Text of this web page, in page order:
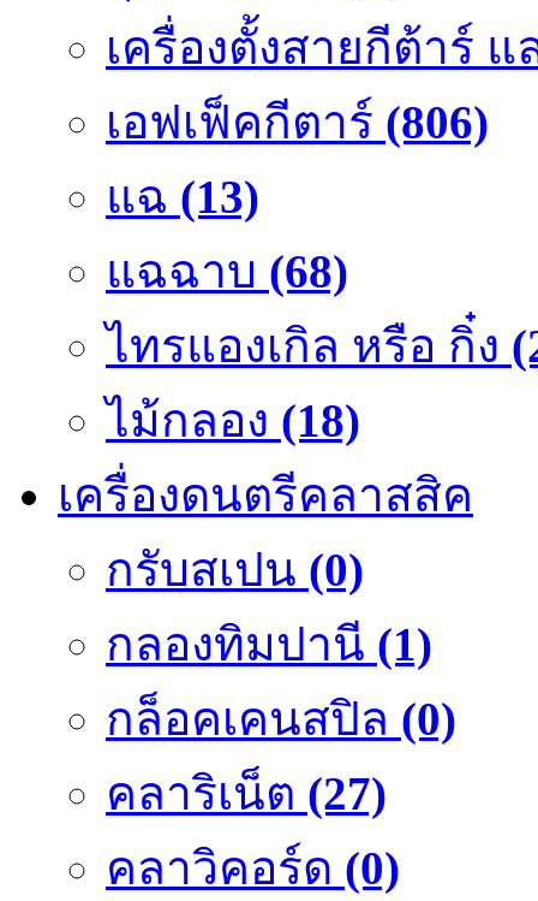
เครื่องตั้งสายกีต้าร์ แ
เอฟเฟ็คกีตาร์ (806)
แฉ (13)
แฉฉาบ (68)
ไทรแองเกิล หรือ กิ๋ง
ไม้กลอง (18)
เครื่องดนตรีคลาสสิค
กรับสเปน (0)
กลองทิมปานี (1)
กล็อคเคนสปิล (0)
คลาริเน็ต (27)
คลาวิคอร์ด (0)